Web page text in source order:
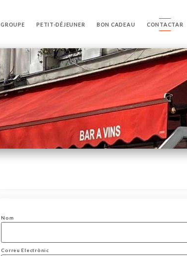
GROUPE PETIT-DÉJEUNER BON CADEAU CONTACTAR
Nom
Correu Electrònic